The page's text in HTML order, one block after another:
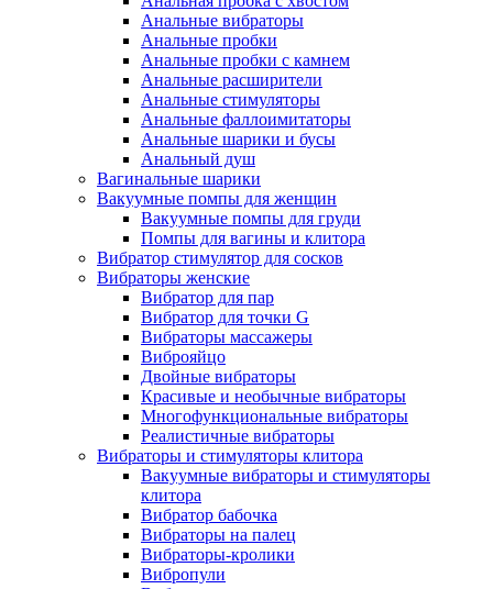
Анальные вибраторы
Анальные пробки
Анальные пробки с камнем
Анальные расширители
Анальные стимуляторы
Анальные фаллоимитаторы
Анальные шарики и бусы
Анальный душ
Вагинальные шарики
Вакуумные помпы для женщин
Вакуумные помпы для груди
Помпы для вагины и клитора
Вибратор стимулятор для сосков
Вибраторы женские
Вибратор для пар
Вибратор для точки G
Вибраторы массажеры
Виброяйцо
Двойные вибраторы
Красивые и необычные вибраторы
Многофункциональные вибраторы
Реалистичные вибраторы
Вибраторы и стимуляторы клитора
Вакуумные вибраторы и стимуляторы
клитора
Вибратор бабочка
Вибраторы на палец
Вибраторы-кролики
Вибропули